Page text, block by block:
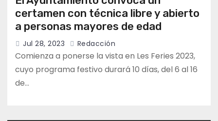
certamen con técnica libre y abierto
a personas mayores de edad
Jul 28, 2023 Redacción
Comienza a ponerse la vista en Les Feries 2023,
cuyo programa festivo durará 10 días, del 6 al 16
de…